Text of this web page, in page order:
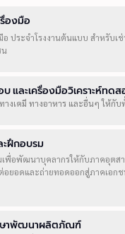
องมือ
ประจำโรงงานต้นแบบ สำหรับเ
น
บ และเครื่องมือวิเคราะห์ทด
างเคมี ทางอาหาร และอื่นๆ ให้กั
ะฝึกอบรม
พื่อพัฒนาบุคลากรให้กับภาคอุตสา
อยอดและถ่ายทอดออกสู่ภาคเอก
ษาพัฒนาผลิตภัณฑ์